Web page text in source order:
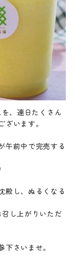
、連日たくさん
います。
午前中で完売する
殿し、ぬるくなる
し上がりいただ
さいませ。